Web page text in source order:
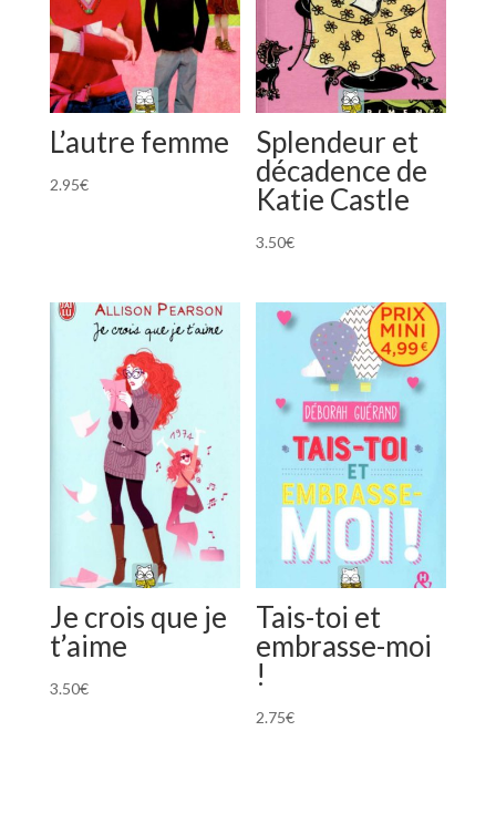
L’autre femme
2.95€
Splendeur et
décadence de
Katie Castle
3.50€
Je crois que je
t’aime
3.50€
Tais-toi et
embrasse-moi
!
2.75€